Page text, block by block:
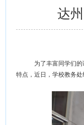
达
为了丰富同学们的
特点，近日，学校教务